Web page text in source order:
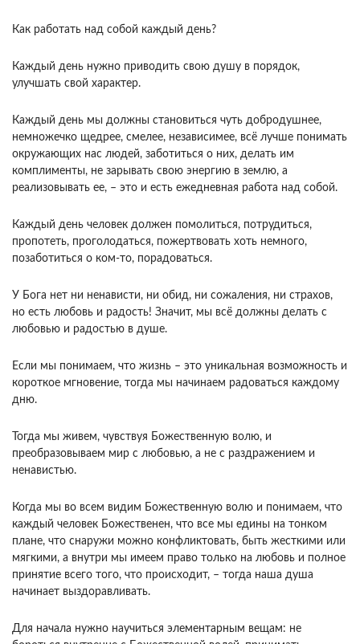
Как работать над собой каждый день?
Каждый день нужно приводить свою душу в порядок,
улучшать свой характер.
Каждый день мы должны становиться чуть добродушнее,
немножечко щедрее, смелее, независимее, всё лучше понимать
окружающих нас людей, заботиться о них, делать им
комплименты, не зарывать свою энергию в землю, а
реализовывать ее, – это и есть ежедневная работа над собой.
Каждый день человек должен помолиться, потрудиться,
пропотеть, проголодаться, пожертвовать хоть немного,
позаботиться о ком-то, порадоваться.
У Бога нет ни ненависти, ни обид, ни сожаления, ни страхов,
но есть любовь и радость! Значит, мы всё должны делать с
любовью и радостью в душе.
Если мы понимаем, что жизнь – это уникальная возможность и
короткое мгновение, тогда мы начинаем радоваться каждому
дню.
Тогда мы живем, чувствуя Божественную волю, и
преобразовываем мир с любовью, а не с раздражением и
ненавистью.
Когда мы во всем видим Божественную волю и понимаем, что
каждый человек Божественен, что все мы едины на тонком
плане, что снаружи можно конфликтовать, быть жесткими или
мягкими, а внутри мы имеем право только на любовь и полное
принятие всего того, что происходит, – тогда наша душа
начинает выздоравливать.
Для начала нужно научиться элементарным вещам: не